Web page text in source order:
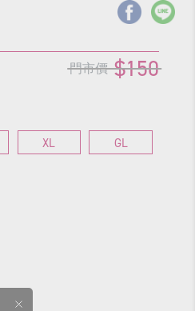
門市價 $150
XL GL